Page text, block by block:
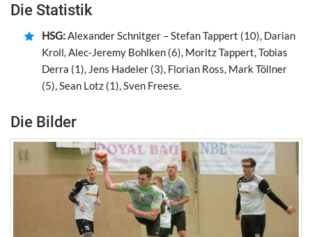
Die Statistik
HSG:Alexander Schnitger – Stefan Tappert (10), Darian
Kroll, Alec-Jeremy Bohlken (6), Moritz Tappert, Tobias
Derra (1), Jens Hadeler (3), Florian Ross, Mark Töllner
(5), Sean Lotz (1), Sven Freese.
Die Bilder